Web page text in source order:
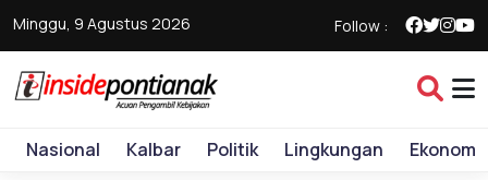
Minggu, 9 Agustus 2026 Follow :
Nasional Kalbar Politik Lingkungan Ekonomi